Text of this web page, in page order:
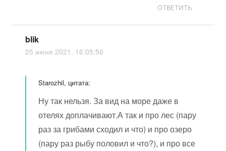
ОТВЕТИТЬ
blik
25 июня 2021, 16:05:56
Starozhil, цитата:
Ну так нельзя. За вид на море даже в
отелях доплачивают.А так и про лес (пару
раз за грибами сходил и что) и про озеро
(пару раз рыбу половил и что?), и про все